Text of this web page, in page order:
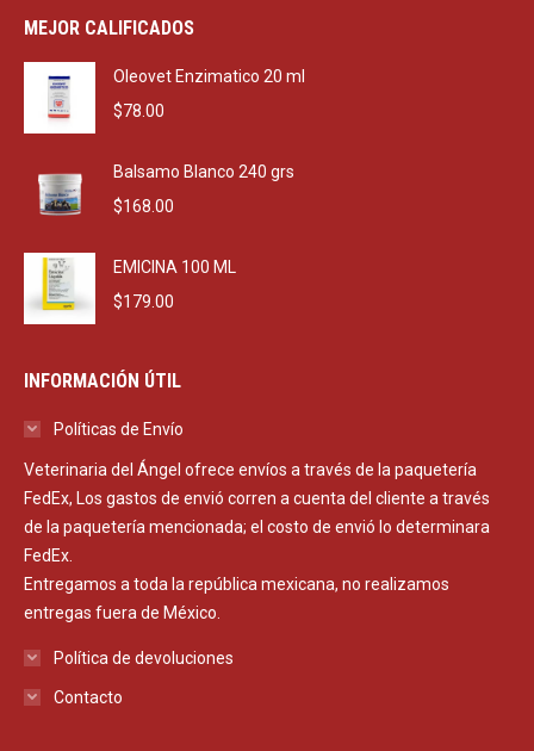
was:
MEJOR CALIFICADOS
Oleovet Enzimatico 20 ml
$78.00
Balsamo Blanco 240 grs
$168.00
EMICINA 100 ML
$179.00
INFORMACIÓN ÚTIL
Políticas de Envío
Veterinaria del Ángel ofrece envíos a través de la paquetería
FedEx, Los gastos de envió corren a cuenta del cliente a través
de la paquetería mencionada; el costo de envió lo determinara
FedEx.
Entregamos a toda la república mexicana, no realizamos
entregas fuera de México.
Política de devoluciones
Contacto